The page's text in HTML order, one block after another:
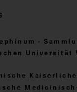
-
Universität